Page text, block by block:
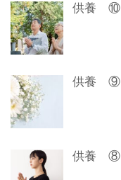
ー
シ
ョ
ン
供養 ⑩
供養 ⑨
供養 ⑧